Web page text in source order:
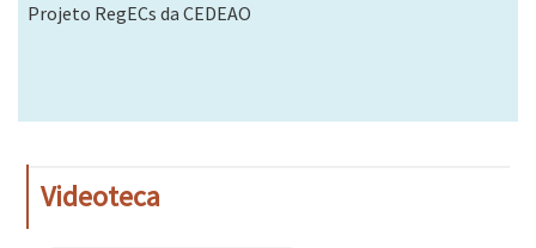
Projeto RegECs da CEDEAO
Videoteca